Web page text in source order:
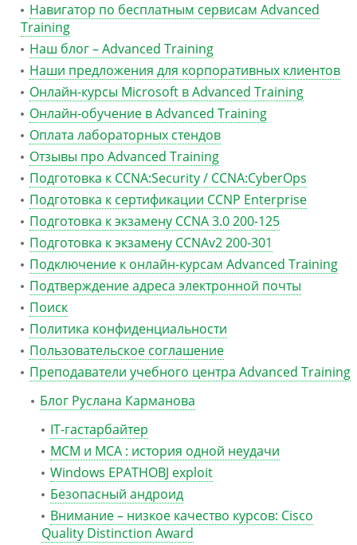
Навигатор по бесплатным сервисам Advanced
Training
Наш блог – Advanced Training
Наши предложения для корпоративных клиентов
Онлайн-курсы Microsoft в Advanced Training
Онлайн-обучение в Advanced Training
Оплата лабораторных стендов
Отзывы про Advanced Training
Подготовка к CCNA:Security / CCNA:CyberOps
Подготовка к сертификации CCNP Enterprise
Подготовка к экзамену CCNA 3.0 200-125
Подготовка к экзамену CCNAv2 200-301
Подключение к онлайн-курсам Advanced Training
Подтверждение адреса электронной почты
Поиск
Политика конфиденциальности
Пользовательское соглашение
Преподаватели учебного центра Advanced Training
Блог Руслана Карманова
IT-гастарбайтер
MCM и MCA : история одной неудачи
Windows EPATHOBJ exploit
Безопасный андроид
Внимание – низкое качество курсов: Cisco
Quality Distinction Award